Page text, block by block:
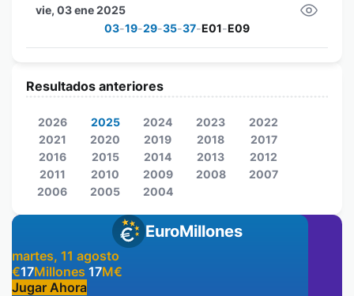
03-19-29-35-37-E01-E09
vie, 03 ene 2025
EuroMillones
martes, 11 agosto
€17Millones 17M€
Jugar Ahora
Resultados anteriores
2026 2025 2024 2023
2022
2021
2020 2019 2018
2017
2016
2015 2014 2013
2012
2011
2010 2009 2008
2007
2006
2005 2004